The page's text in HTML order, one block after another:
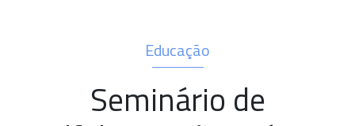
Educação
Seminário de